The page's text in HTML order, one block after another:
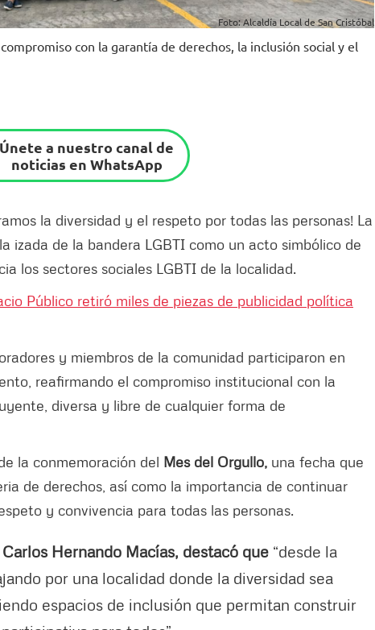
Foto: Alcaldía Local de San Cristóbal
con la garantía de derechos, la inclusión social y el
Únete a nuestro canal de
noticias en WhatsApp
la diversidad y el respeto por todas las personas! La
izada de la bandera LGBTI como un acto simbólico de
los sectores sociales LGBTI de la localidad.
Público retiró miles de piezas de publicidad política
y miembros de la comunidad participaron en
reafirmando el compromiso institucional con la
diversa y libre de cualquier forma de
la conmemoración del Mes del Orgullo, una fecha que
de derechos, así como la importancia de continuar
y convivencia para todas las personas.
Hernando Macías, destacó que “desde la
por una localidad donde la diversidad sea
espacios de inclusión que permitan construir